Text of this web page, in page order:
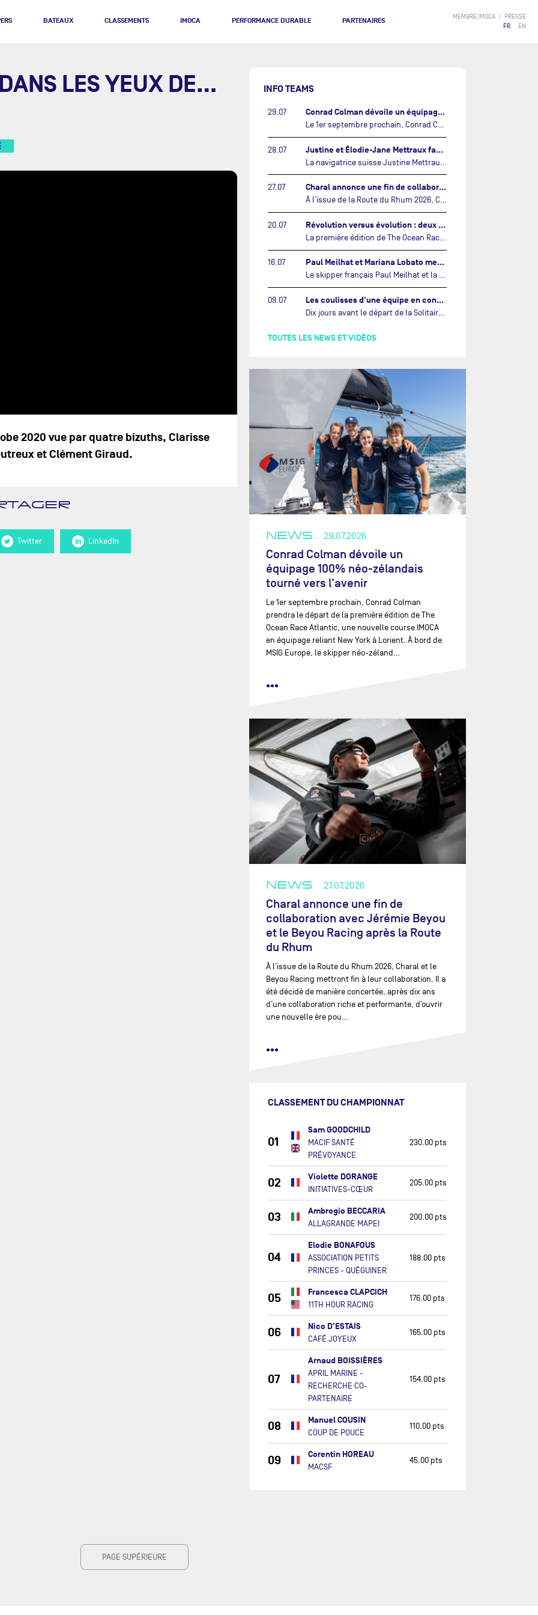
BATEAUX CLASSEMENTS IMOCA PERFORMANCE DURABLE PARTENAIRES MEMBRE IMOCA
PRESSE
FR
EN
LES YEUX DE...
2020 vue par quatre bizuths, Clarisse
et Clément Giraud.
Twitter LinkedIn
INFO TEAMS
29.07 Conrad Colman dévoile un équipage 100% néo-zélandais tourné vers l'avenir…
Le 1er septembre prochain, Conrad Colman prendra le départ de la première édition de The Ocean Race Atlantic, une nouvelle course IMOCA en équipage reliant New York à Lorient. À bord de MSIG Europe, le skipper néo-zélandais sera entouré de trois jeunes talents issus de la voile néo-zélandaise : Megan Thomson, Anna Merchant et Aaron Hume-Merry.…
28.07 Justine et Élodie-Jane Mettraux face à face sur la transatlantique The Ocean Race Atlantic…
27.07 Charal annonce une fin de collaboration avec Jérémie Beyou et le Beyou Racing après la Route du Rhum…
À l’issue de la Route du Rhum 2026, Charal et le Beyou Racing mettront fin à leur collaboration. Il a été décidé de manière concertée, après dix ans d’une collaboration riche et performante, d’ouvrir une nouvelle ère pour le projet du Charal Sailing Team.…
20.07 Révolution versus évolution : deux nouveaux IMOCA très différents se préparent pour The Ocean Race Atlantic…
16.07 Paul Meilhat et Mariana Lobato mettent à l’eau leur bateau et lancent leur nouvelle campagne « United by the Ocean »…
Le skipper français Paul Meilhat et la co-skipper portugaise Mariana Lobato mettent à l’eau aujourd’hui à Lorient leur IMOCA à bord duquel ils participeront à The Ocean Race Atlantic (septembre 2026) puis à The Ocean Race, le tour du monde en équipage (janvier 2027).…
09.07 Les coulisses d'une équipe en construction vers le Vendée Globe…
TOUTES LES NEWS ET VIDÉOS
NEWS 29.07.2026
Conrad Colman dévoile un
équipage 100% néo-zélandais
tourné vers l'avenir
Le 1er septembre prochain, Conrad Colman
prendra le départ de la première édition de The
Ocean Race Atlantic, une nouvelle course IMOCA
en équipage reliant New York à Lorient. À bord de
MSIG Europe, le skipper néo-zéland…
•••
NEWS 27.07.2026
Charal annonce une fin de
collaboration avec Jérémie Beyou
et le Beyou Racing après la Route
du Rhum
À l’issue de la Route du Rhum 2026, Charal et le
Beyou Racing mettront fin à leur collaboration. Il a
été décidé de manière concertée, après dix ans
d’une collaboration riche et performante, d’ouvrir
une nouvelle ère pou…
•••
CLASSEMENT DU CHAMPIONNAT
01
Sam GOODCHILD
MACIF SANTÉ
PRÉVOYANCE
230.00 pts
02 Violette DORANGE
INITIATIVES-CŒUR
205.00 pts
03 Ambrogio BECCARIA
ALLAGRANDE MAPEI
200.00 pts
04
Elodie BONAFOUS
ASSOCIATION PETITS
PRINCES - QUÉGUINER
188.00 pts
05 Francesca CLAPCICH
11TH HOUR RACING
176.00 pts
06 Nico D'ESTAIS
CAFÉ JOYEUX
165.00 pts
07
Arnaud BOISSIÈRES
APRIL MARINE -
RECHERCHE CO-
PARTENAIRE
154.00 pts
08 Manuel COUSIN
COUP DE POUCE
110.00 pts
09 Corentin HOREAU
MACSF
45.00 pts
PAGE SUPÉRIEURE